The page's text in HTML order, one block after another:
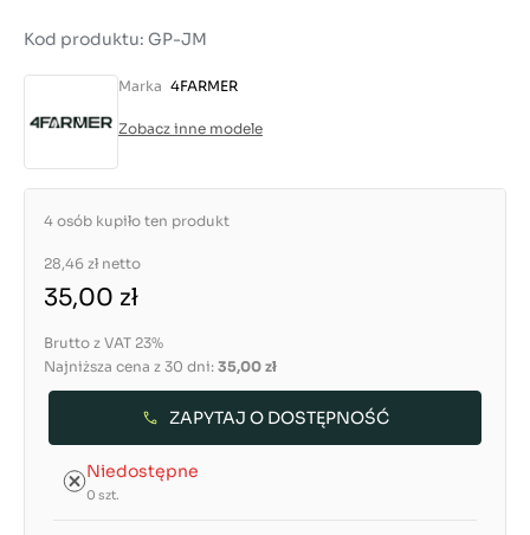
Kod produktu: GP-JM
Marka 4FARMER
Zobacz inne modele
4 osób kupiło ten produkt
28,46 zł netto
35,00 zł
Brutto z VAT 23%
Najniższa cena z 30 dni: 35,00 zł
ZAPYTAJ O DOSTĘPNOŚĆ
Niedostępne
0 szt.